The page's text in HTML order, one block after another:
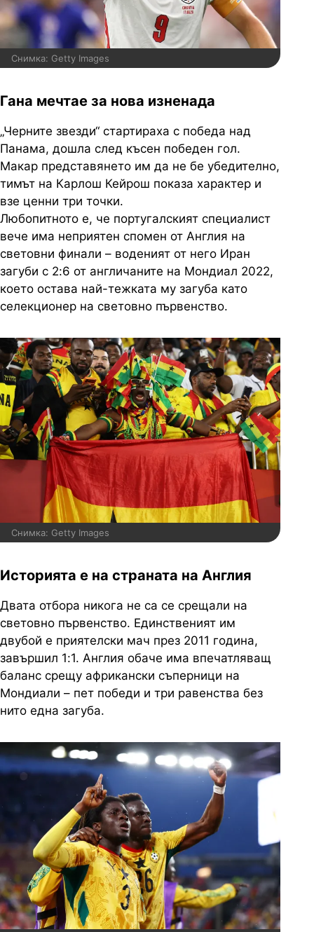
Снимка: Getty Images
Гана мечтае за нова изненада
„Черните звезди“ стартираха с победа над
Панама, дошла след късен победен гол.
Макар представянето им да не бе убедително,
тимът на Карлош Кейрош показа характер и
взе ценни три точки.
Любопитното е, че португалският специалист
вече има неприятен спомен от Англия на
световни финали – воденият от него Иран
загуби с 2:6 от англичаните на Мондиал 2022,
което остава най-тежката му загуба като
селекционер на световно първенство.
Снимка: Getty Images
Историята е на страната на Англия
Двата отбора никога не са се срещали на
световно първенство. Единственият им
двубой е приятелски мач през 2011 година,
завършил 1:1. Англия обаче има впечатляващ
баланс срещу африкански съперници на
Мондиали – пет победи и три равенства без
нито една загуба.